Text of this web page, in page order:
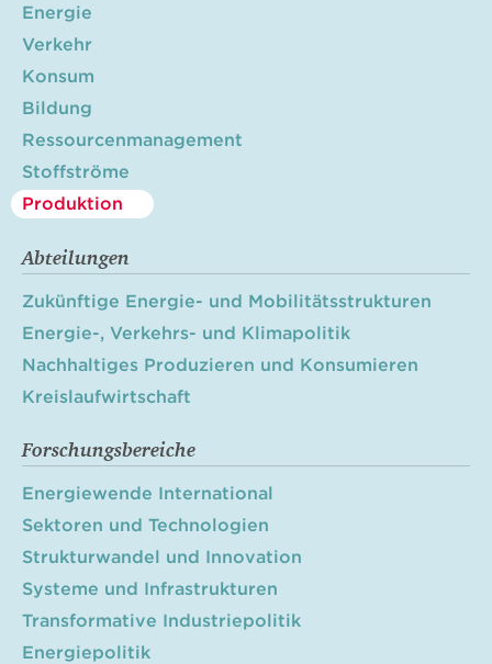
Energie
Verkehr
Konsum
Bildung
Ressourcenmanagement
Stoffströme
Produktion
Abteilungen
Zukünftige Energie- und Mobilitätsstrukturen
Energie-, Verkehrs- und Klimapolitik
Nachhaltiges Produzieren und Konsumieren
Kreislaufwirtschaft
Forschungsbereiche
Energiewende International
Sektoren und Technologien
Strukturwandel und Innovation
Systeme und Infrastrukturen
Transformative Industriepolitik
Energiepolitik